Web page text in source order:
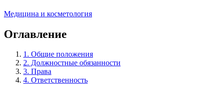
Медицина и косметология
Оглавление
1. Общие положения
2. Должностные обязанности
3. Права
4. Ответственность